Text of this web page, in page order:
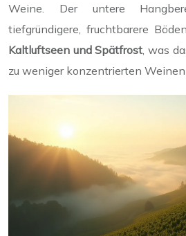
Weine. Der untere
tiefgründigere, fruchtbarere
Kaltluftseen und Spätfrost, was
zu weniger konzentrierten